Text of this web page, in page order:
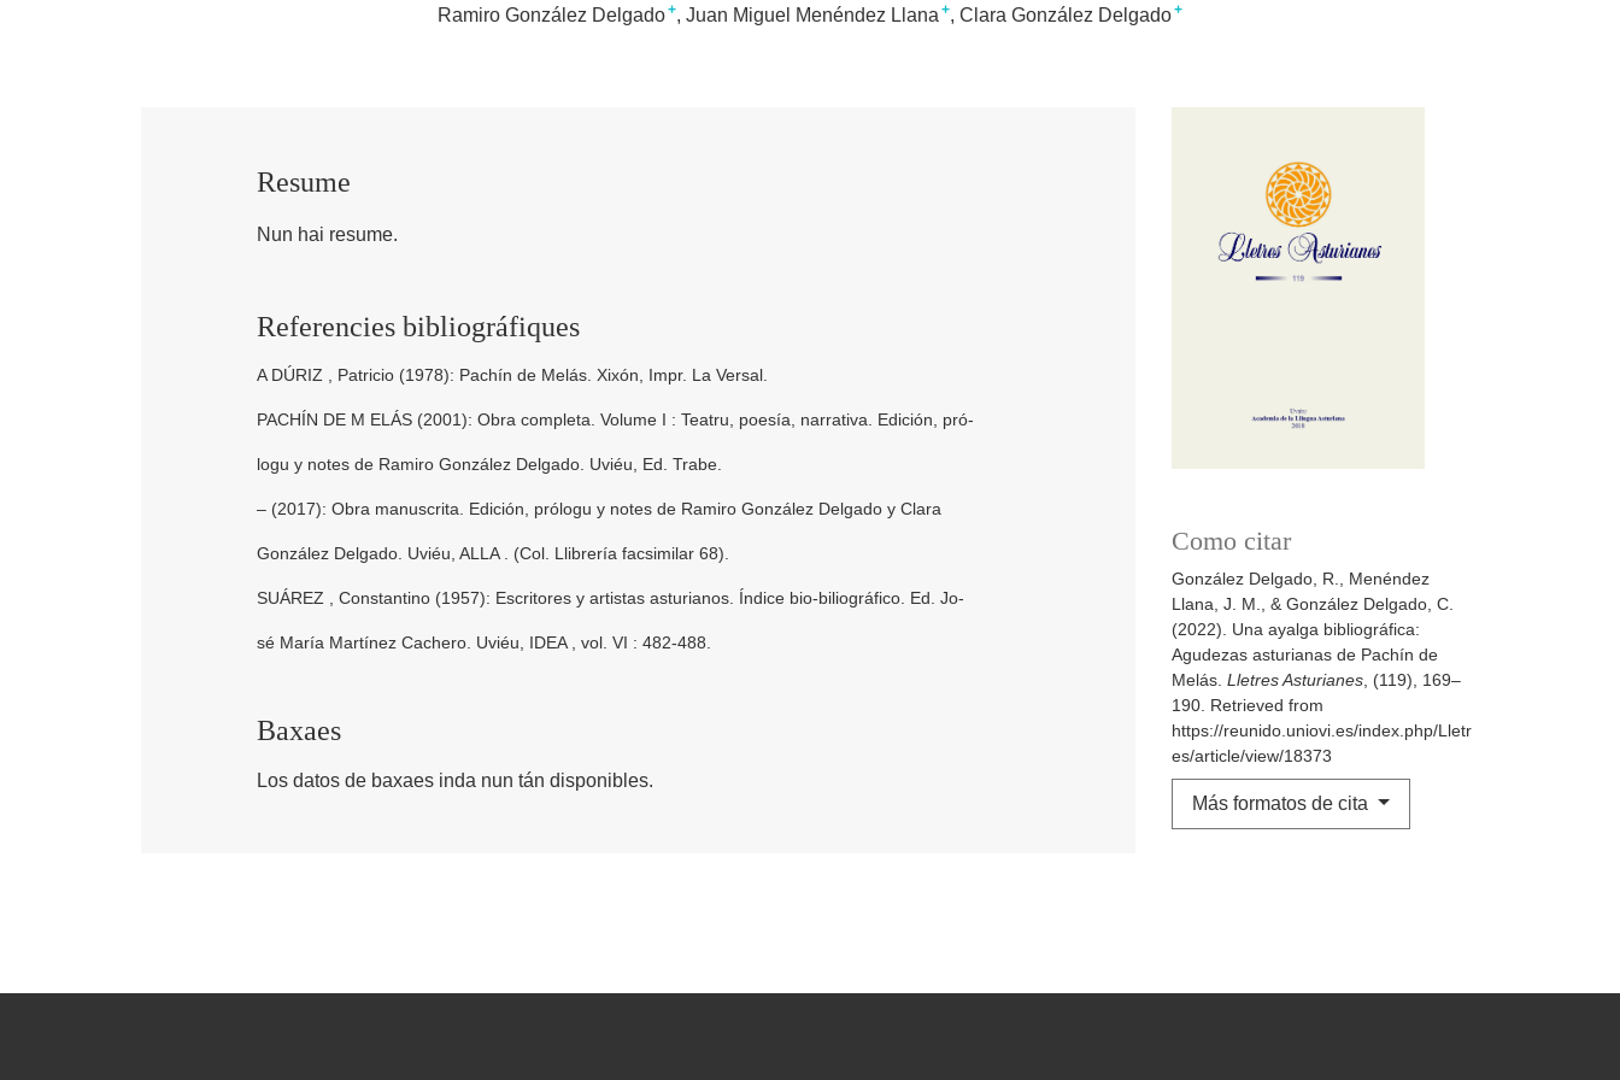
Ramiro González Delgado+ Juan Miguel Menéndez Llana + Clara González Delgado+
Como citar
González Delgado, R., Menéndez
Llana, J. M., & González Delgado, C.
(2022). Una ayalga bibliográfica:
Agudezas asturianas de Pachín de
Melás. Lletres Asturianes, (119), 169–
190. Retrieved from
https://reunido.uniovi.es/index.php/Lletr
es/article/view/18373
Más formatos de cita
Resume
Nun hai resume.
Referencies bibliográfiques
A DÚRIZ , Patricio (1978): Pachín de Melás. Xixón, Impr. La Versal.
PACHÍN DE M ELÁS (2001): Obra completa. Volume I : Teatru, poesía, narrativa. Edición, pró-
logu y notes de Ramiro González Delgado. Uviéu, Ed. Trabe.
– (2017): Obra manuscrita. Edición, prólogu y notes de Ramiro González Delgado y Clara
González Delgado. Uviéu, ALLA . (Col. Llibrería facsimilar 68).
SUÁREZ , Constantino (1957): Escritores y artistas asturianos. Índice bio-biliográfico. Ed. Jo-
sé María Martínez Cachero. Uviéu, IDEA , vol. VI : 482-488.
Baxaes
Los datos de baxaes inda nun tán disponibles.